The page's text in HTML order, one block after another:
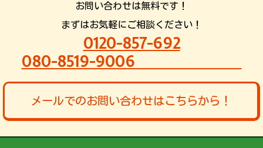
お問い合わせは無料です！
まずはお気軽にご相談ください！
0120-857-692
080-8519-9006
メールでのお問い合わせはこちらから！